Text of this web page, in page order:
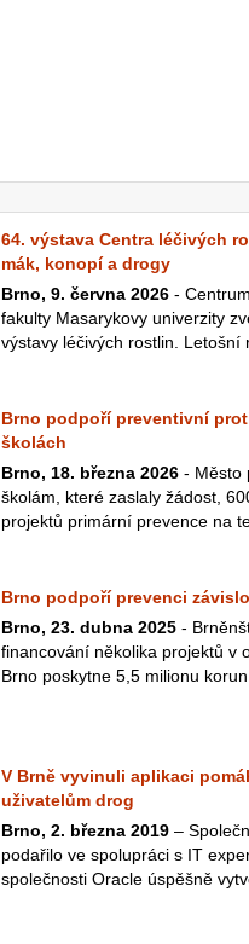
64. výstava Centra léčivých
mák, konopí a drogy
Brno, 9. června 2026 -
fakulty Masarykovy univerzity
výstavy léčivých rostlin. Letošní
Brno podpoří preventivní
školách
Brno, 18. března 2026 - Město
školám, které zaslaly žádost,
projektů primární prevence na
Brno podpoří prevenci
Brno, 23. dubna 2025 -
financování několika projektů v
Brno poskytne 5,5 milionu
V Brně vyvinuli aplikaci
uživatelům drog
Brno, 2. března 2019 –
podařilo ve spolupráci s IT
společnosti Oracle úspěšně